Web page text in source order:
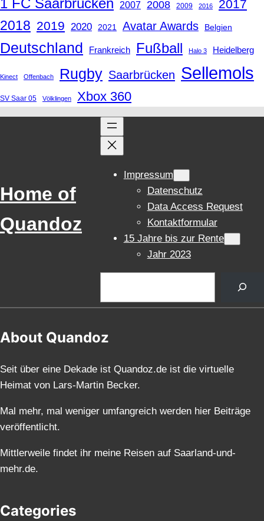
1 FC Saarbrücken 2007 2008 2009 2016 2017
2018 2019 2020 2021 Avatar Awards Belgien
Deutschland Frankreich Fußball Halo 3 Heidelberg
Kinect Offenbach Rugby Saarbrücken Sellemols
SV Saar 05 Völklingen Xbox 360
Home of
Quandoz
Impressum
Datenschutz
Data Access Request
Kontaktformular
15 Jahre bis zur Rente
Jahr 2023
About Quandoz
Seit über eine Dekade ist Quandoz.de ist die virtuelle
Heimat von Lars-Martin Becker.
Mal mehr, mal weniger umfangreich werden hier Beiträge
veröffentlicht.
Mittlerweile findet ihr meine Reisen auf Saarland-und-
mehr.de.
Categories